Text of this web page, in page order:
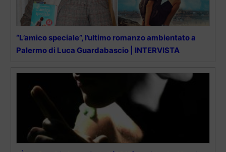
“L’amico speciale”, l’ultimo romanzo ambientato a
Palermo di Luca Guardabascio | INTERVISTA